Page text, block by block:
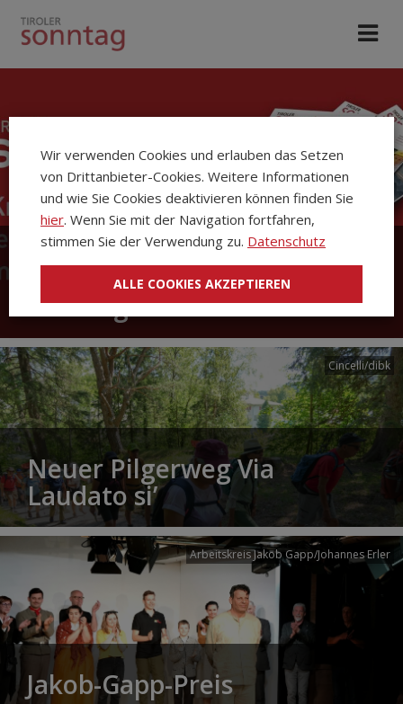
Die Kirchenzeitung Tiroler
Sonntag
Cincelli/dibk
Neuer Pilgerweg Via
Laudato si’
Arbeitskreis Jakob Gapp/Johannes Erler
Jakob-Gapp-Preis
Wir verwenden Cookies und erlauben das Setzen
von Drittanbieter-Cookies. Weitere Informationen
und wie Sie Cookies deaktivieren können finden Sie
hier. Wenn Sie mit der Navigation fortfahren,
stimmen Sie der Verwendung zu. Datenschutz
ALLE COOKIES AKZEPTIEREN